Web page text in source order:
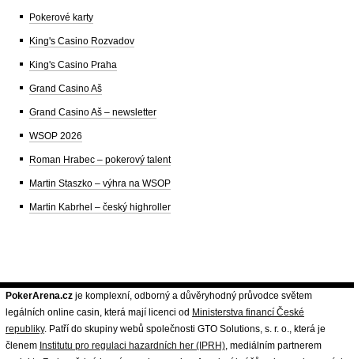
Pokerové karty
King's Casino Rozvadov
King's Casino Praha
Grand Casino Aš
Grand Casino Aš – newsletter
WSOP 2026
Roman Hrabec – pokerový talent
Martin Staszko – výhra na WSOP
Martin Kabrhel – český highroller
PokerArena.cz je komplexní, odborný a důvěryhodný průvodce světem
legálních online casin, která mají licenci od Ministerstva financí České
republiky. Patří do skupiny webů společnosti GTO Solutions, s. r. o., která je
členem Institutu pro regulaci hazardních her (IPRH) , mediálním partnerem